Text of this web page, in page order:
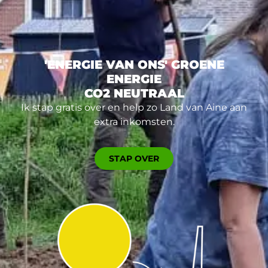
'ENERGIE VAN ONS' GROENE
ENERGIE
CO2 NEUTRAAL
Ik stap gratis over en help zo Land van Aine aan
extra inkomsten.
STAP OVER